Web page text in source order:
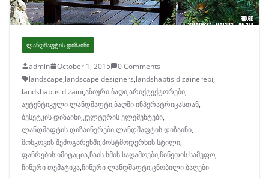
ᲚᲐᲜᲓᲨᲐᲤᲢᲘᲡ ᲓᲘᲖᲐᲘᲜᲘ
admin October 1, 2015
0 Comments
landscape,landscape designers,landshaptis dizainerebi,
landshaptis dizaini,აზიური ბაღი,არიქტექტორები,
აუტენტიკული ლანდშაფტი,ბაღში ინპერატრიცასთან,
ბესეტკის დიზაინი,კულტურის ელემენტები,
ლანდშაფტის დიზაინერები,ლანდშაფტის დიზაინი,
მოსკოვის შემოგარენში,პოსტმოდერნის სტილი,
ფანრების იმიტაცია,ჩაის სმის საღამოები,ჩინეთის სამეფო,
ჩინური თემატიკა,ჩინური ლანდშაფტი,ცნობილი ბაღები